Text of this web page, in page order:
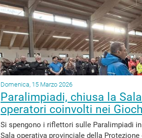
Domenica, 15 Marzo 2026
Paralimpiadi, chiusa la
operatori coinvolti nei
Si spengono i riflettori sulle Paralimpiadi
Sala operativa provinciale della